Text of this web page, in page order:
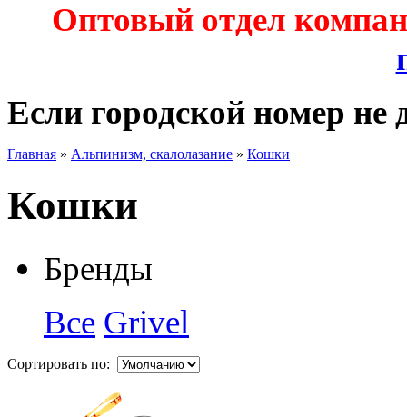
Оптовый отдел
Если городской номер не
Главная » Альпинизм, скалолазание » Кошки
Кошки
Бренды
Все Grivel
Сортировать по: